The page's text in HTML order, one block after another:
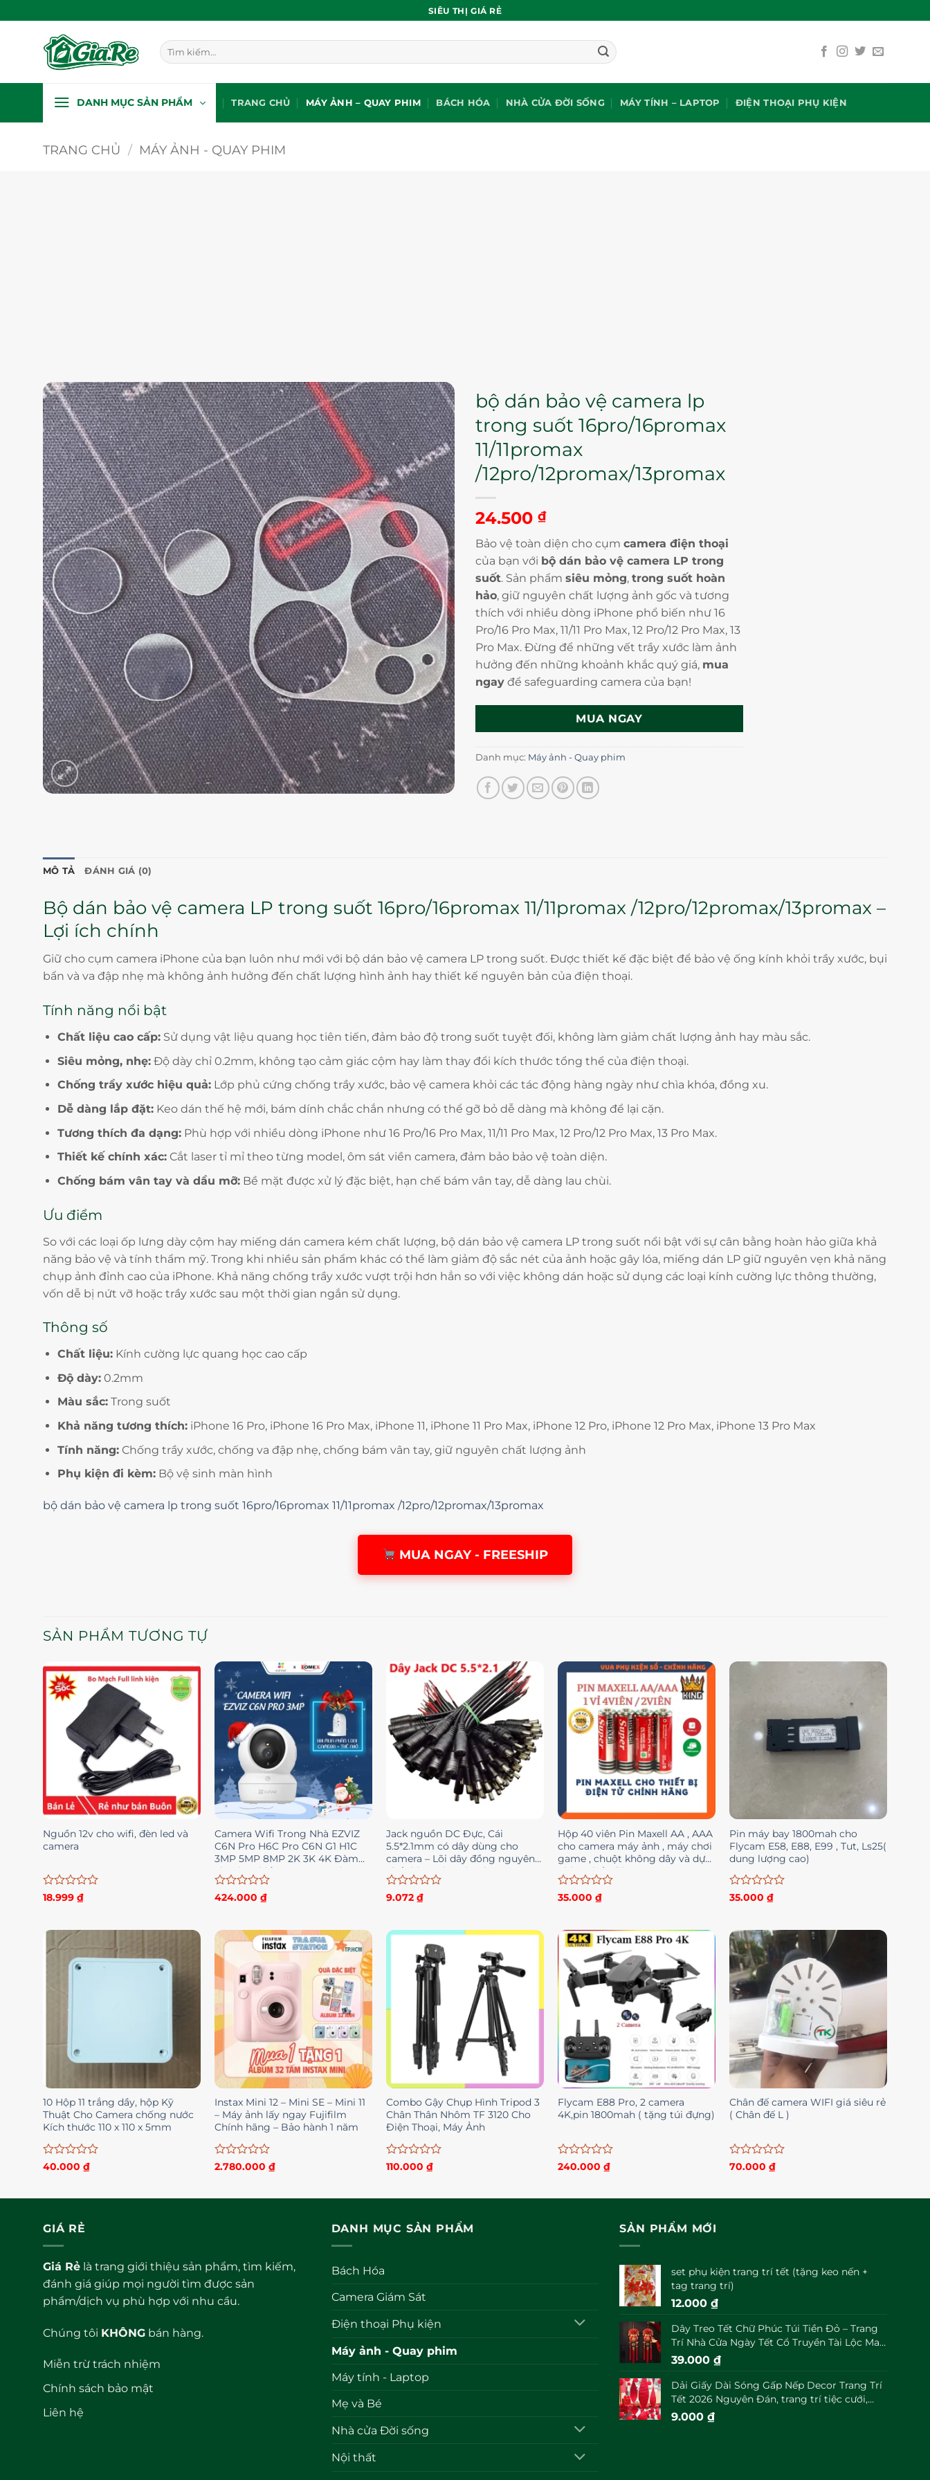
qua
SIÊU THỊ GIÁ RẺ
Tìm
kiếm:
DANH MỤC SẢN PHẨM TRANG CHỦ MÁY ẢNH – QUAY PHIM BÁCH HÓA NHÀ CỬA ĐỜI SỐNG MÁY TÍNH – LAPTOP ĐIỆN THOẠI PHỤ KIỆN
TRANG CHỦ / MÁY ẢNH - QUAY PHIM
bộ dán bảo vệ camera lp
trong suốt 16pro/16promax
11/11promax
/12pro/12promax/13promax
24.500 ₫
Bảo vệ toàn diện cho cụm camera điện thoại
của bạn với bộ dán bảo vệ camera LP trong
suốt. Sản phẩm siêu mỏng, trong suốt hoàn
hảo, giữ nguyên chất lượng ảnh gốc và tương
thích với nhiều dòng iPhone phổ biến như 16
Pro/16 Pro Max, 11/11 Pro Max, 12 Pro/12 Pro Max, 13
Pro Max. Đừng để những vết trầy xước làm ảnh
hưởng đến những khoảnh khắc quý giá, mua
ngay để safeguarding camera của bạn!
MUA NGAY
Danh mục: Máy ảnh - Quay phim
MÔ TẢ ĐÁNH GIÁ (0)
Bộ dán bảo vệ camera LP trong suốt 16pro/16promax 11/11promax /12pro/12promax/13promax –
Lợi ích chính
Giữ cho cụm camera iPhone của bạn luôn như mới với bộ dán bảo vệ camera LP trong suốt. Được thiết kế đặc biệt để bảo vệ ống kính khỏi trầy xước, bụi
bẩn và va đập nhẹ mà không ảnh hưởng đến chất lượng hình ảnh hay thiết kế nguyên bản của điện thoại.
Tính năng nổi bật
Chất liệu cao cấp:Sử dụng vật liệu quang học tiên tiến, đảm bảo độ trong suốt tuyệt đối, không làm giảm chất lượng ảnh hay màu sắc.
Siêu mỏng, nhẹ:Độ dày chỉ 0.2mm, không tạo cảm giác cộm hay làm thay đổi kích thước tổng thể của điện thoại.
Chống trầy xước hiệu quả:Lớp phủ cứng chống trầy xước, bảo vệ camera khỏi các tác động hàng ngày như chìa khóa, đồng xu.
Dễ dàng lắp đặt:Keo dán thế hệ mới, bám dính chắc chắn nhưng có thể gỡ bỏ dễ dàng mà không để lại cặn.
Tương thích đa dạng:Phù hợp với nhiều dòng iPhone như 16 Pro/16 Pro Max, 11/11 Pro Max, 12 Pro/12 Pro Max, 13 Pro Max.
Thiết kế chính xác:Cắt laser tỉ mỉ theo từng model, ôm sát viền camera, đảm bảo bảo vệ toàn diện.
Chống bám vân tay và dầu mỡ:Bề mặt được xử lý đặc biệt, hạn chế bám vân tay, dễ dàng lau chùi.
Ưu điểm
So với các loại ốp lưng dày cộm hay miếng dán camera kém chất lượng, bộ dán bảo vệ camera LP trong suốt nổi bật với sự cân bằng hoàn hảo giữa khả
năng bảo vệ và tính thẩm mỹ. Trong khi nhiều sản phẩm khác có thể làm giảm độ sắc nét của ảnh hoặc gây lóa, miếng dán LP giữ nguyên vẹn khả năng
chụp ảnh đỉnh cao của iPhone. Khả năng chống trầy xước vượt trội hơn hẳn so với việc không dán hoặc sử dụng các loại kính cường lực thông thường,
vốn dễ bị nứt vỡ hoặc trầy xước sau một thời gian ngắn sử dụng.
Thông số
Chất liệu:Kính cường lực quang học cao cấp
Độ dày:0.2mm
Màu sắc:Trong suốt
Khả năng tương thích:iPhone 16 Pro, iPhone 16 Pro Max, iPhone 11, iPhone 11 Pro Max, iPhone 12 Pro, iPhone 12 Pro Max, iPhone 13 Pro Max
Tính năng:Chống trầy xước, chống va đập nhẹ, chống bám vân tay, giữ nguyên chất lượng ảnh
Phụ kiện đi kèm:Bộ vệ sinh màn hình
bộ dán bảo vệ camera lp trong suốt 16pro/16promax 11/11promax /12pro/12promax/13promax
MUA NGAY - FREESHIP
SẢN PHẨM TƯƠNG TỰ
Nguồn 12v cho wifi, đèn led và
camera
Được
0
sao
18.999 ₫
Camera Wifi Trong Nhà EZVIZ
C6N Pro H6C Pro C6N G1 H1C
3MP 5MP 8MP 2K 3K 4K Đàm
Thoại 2 Chiều Xoay 360 Độ
Được
0
5
sao
424.000 ₫
Jack nguồn DC Đực, Cái
5.5*2.1mm có dây dùng cho
camera – Lõi dây đồng nguyên
chất hàng xịn màu đen
Được
0
5
9.072 ₫
Hộp 40 viên Pin Maxell AA , AAA
cho camera máy ảnh , máy chơi
game , chuột không dây và dự
phòng hết điện
Được
0
5
sao
35.000 ₫
Pin máy bay 1800mah cho
Flycam E58, E88, E99 , Tut, Ls25(
dung lượng cao)
Được
0
5
sao
35.000 ₫
10 Hộp 11 trắng dầy, hộp Kỹ
Thuật Cho Camera chống nước
Kích thước 110 x 110 x 5mm
Được
0
40.000 ₫
Instax Mini 12 – Mini SE – Mini 11
– Máy ảnh lấy ngay Fujifilm
Chính hãng – Bảo hành 1 năm
Được
0
2.780.000 ₫
Combo Gậy Chụp Hình Tripod 3
Chân Thân Nhôm TF 3120 Cho
Điện Thoại, Máy Ảnh
Được
0
110.000 ₫
Flycam E88 Pro, 2 camera
4K,pin 1800mah ( tặng túi đựng)
Được
0
240.000 ₫
Chân đế camera WIFI giá siêu rẻ
( Chân đế L )
Được
0
70.000 ₫
GIÁ RẺ
Giá Rẻ là trang giới thiệu sản phẩm, tìm kiếm,
đánh giá giúp mọi người tìm được sản
phẩm/dịch vụ phù hợp với nhu cầu.
Chúng tôi KHÔNG bán hàng.
Miễn trừ trách nhiệm
Chính sách bảo mật
Liên hệ
DANH MỤC SẢN PHẨM
Bách Hóa
Camera Giám Sát
Điện thoại Phụ kiện
Máy ảnh - Quay phim
Máy tính - Laptop
Mẹ và Bé
Nhà cửa Đời sống
Nội thất
SẢN PHẨM MỚI
set phụ kiện trang trí tết (tặng keo nến +
tag trang trí)
12.000₫
Dây Treo Tết Chữ Phúc Túi Tiền Đỏ – Trang
Trí Nhà Cửa Ngày Tết Cổ Truyền Tài Lộc May
Mắn Đầu Năm
39.000₫
Dải Giấy Dài Sóng Gấp Nếp Decor Trang Trí
Tết 2026 Nguyên Đán, trang trí tiệc cưới,
trung thu decor
9.000₫